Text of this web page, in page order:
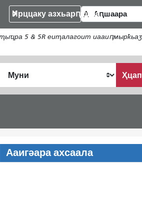
Ирццаку азхьарԥшқәа
5 & 5R еиҭалагоит
Ааигәара ахсаала